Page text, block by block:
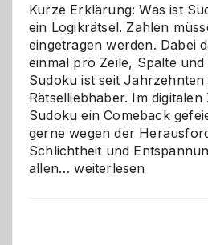
Kurze Erklärung: Was ist
ein Logikrätsel. Zahlen
eingetragen werden. Dabei
einmal pro Zeile, Spalte
Sudoku ist seit Jahrzehnten
Rätselliebhaber. Im digitalen
Sudoku ein Comeback
gerne wegen der
Schlichtheit und
allen…Sudoku
weiterlesen